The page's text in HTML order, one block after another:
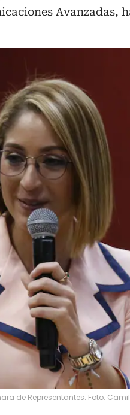
Avanzadas,
de Representantes. Foto: